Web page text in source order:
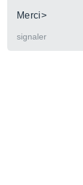
Merci>
signaler